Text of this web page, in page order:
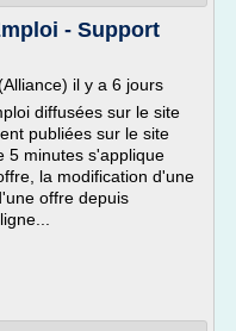
- Support
il y a 6 jours
diffusées sur le site
publiées sur le site
5 minutes s'applique
la modification d'une
offre depuis